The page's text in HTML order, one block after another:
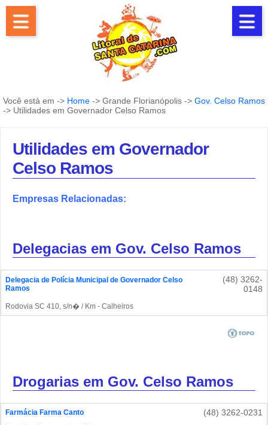
Você está em -> Home -> Grande Florianópolis -> Gov. Celso Ramos
-> Utilidades em Governador Celso Ramos
Utilidades em Governador
Celso Ramos
Empresas Relacionadas:
Delegacias em Gov. Celso Ramos
Delegacia de Polícia Municipal de Governador Celso
Ramos
(48) 3262-
0148
Rodovia SC 410, s/n� / Km - Calheiros
Drogarias em Gov. Celso Ramos
Farmácia Farma Canto (48) 3262-0231